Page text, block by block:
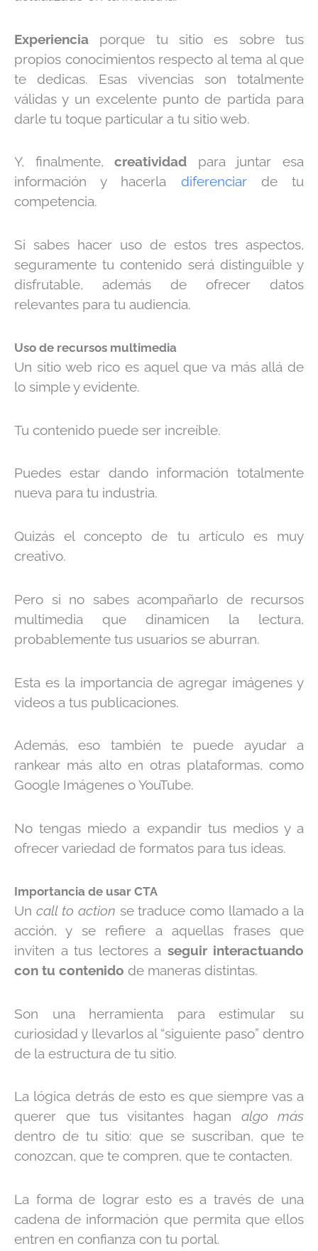
Experiencia porque tu sitio es sobre tus
propios conocimientos respecto al tema al que
te dedicas. Esas vivencias son totalmente
válidas y un excelente punto de partida para
darle tu toque particular a tu sitio web.
Y, finalmente,creatividad para juntar esa
información y hacerla diferenciarde tu
competencia.
Si sabes hacer uso de estos tres aspectos,
seguramente tu contenido será distinguible y
disfrutable, además de ofrecer datos
relevantes para tu audiencia.
Uso de recursos multimedia
Un sitio web rico es aquel que va más allá de
lo simple y evidente.
Tu contenido puede ser increíble.
Puedes estar dando información totalmente
nueva para tu industria.
Quizás el concepto de tu artículo es muy
creativo.
Pero si no sabes acompañarlo de recursos
multimedia que dinamicen la lectura,
probablemente tus usuarios se aburran.
Esta es la importancia de agregar imágenes y
videos a tus publicaciones.
Además, eso también te puede ayudar a
rankear más alto en otras plataformas, como
Google Imágenes o YouTube.
No tengas miedo a expandir tus medios y a
ofrecer variedad de formatos para tus ideas.
Importancia de usar CTA
Un call to action se traduce como llamado a la
acción, y se refiere a aquellas frases que
inviten a tus lectores a seguir interactuando
con tu contenido de maneras distintas.
Son una herramienta para estimular su
curiosidad y llevarlos al “siguiente paso” dentro
de la estructura de tu sitio.
La lógica detrás de esto es que siempre vas a
querer que tus visitantes hagan algo más
dentro de tu sitio: que se suscriban, que te
conozcan, que te compren, que te contacten.
La forma de lograr esto es a través de una
cadena de información que permita que ellos
entren en confianza con tu portal.